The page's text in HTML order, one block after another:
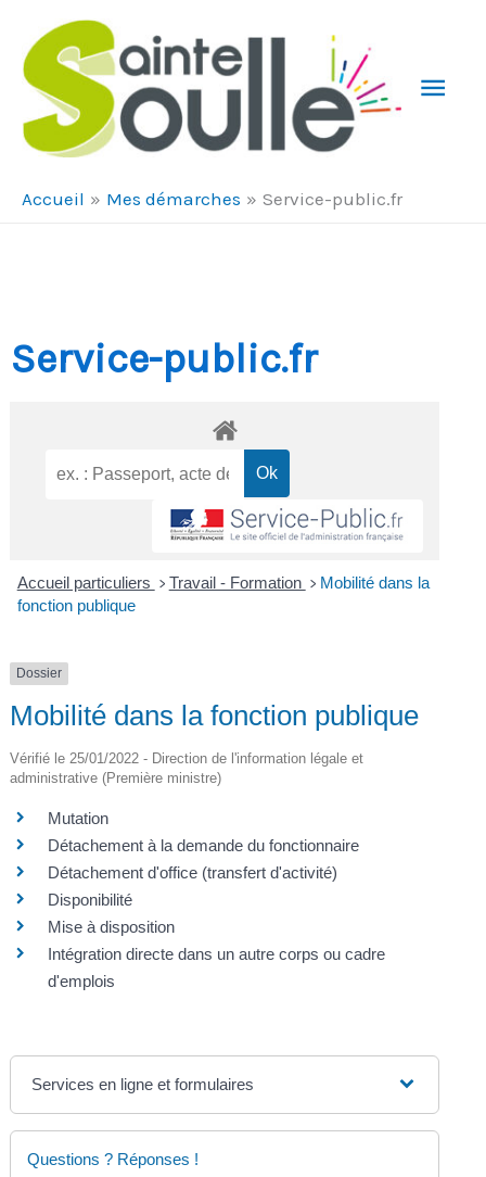
Accueil Mes démarches Service-public.fr
Service-public.fr
Accueil particuliers > Travail - Formation > Mobilité dans la
fonction publique
Dossier
Mobilité dans la fonction publique
Vérifié le 25/01/2022 - Direction de l'information légale et
administrative (Première ministre)
Mutation
Détachement à la demande du fonctionnaire
Détachement d'office (transfert d'activité)
Disponibilité
Mise à disposition
Intégration directe dans un autre corps ou cadre
d'emplois
Services en ligne et formulaires
Questions ? Réponses !